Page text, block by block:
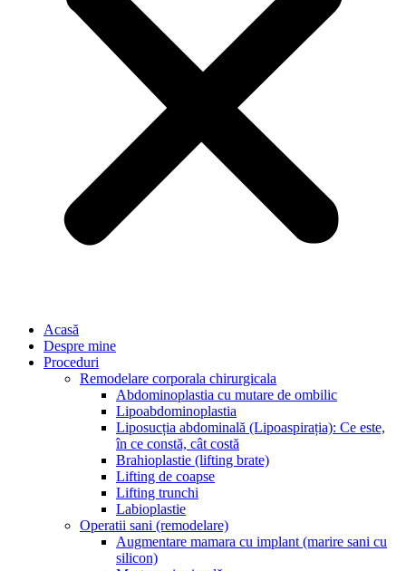
Acasă
Despre mine
Proceduri
Remodelare corporala chirurgicala
Abdominoplastia cu mutare de ombilic
Lipoabdominoplastia
Liposucția abdominală (Lipoaspirația): Ce este,
în ce constă, cât costă
Brahioplastie (lifting brate)
Lifting de coapse
Lifting trunchi
Labioplastie
Operatii sani (remodelare)
Augmentare mamara cu implant (marire sani cu
silicon)